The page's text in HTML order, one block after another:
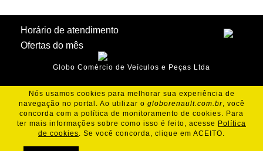
Horário de atendimento
Ofertas do mês
Globo Comércio de Veículos e Peças Ltda
Nós usamos cookies para melhorar sua experiência de
navegação no portal. Ao utilizar o globorenault.com.br, você
concorda com a política de monitoramento de cookies. Para
ter mais informações sobre como isso é feito, acesse Política
de cookies. Se você concorda, clique em ACEITO.